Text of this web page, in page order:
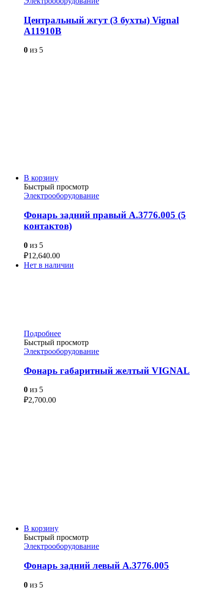
Центральный жгут (3 бухты) Vignal
А11910В
0 из 5
В корзину
Быстрый просмотр
Электрооборудование
Фонарь задний правый А.3776.005 (5
контактов)
0 из 5
₽12,640.00
Нет в наличии
Подробнее
Быстрый просмотр
Электрооборудование
Фонарь габаритный желтый VIGNAL
0 из 5
₽2,700.00
В корзину
Быстрый просмотр
Электрооборудование
Фонарь задний левый А.3776.005
0 из 5